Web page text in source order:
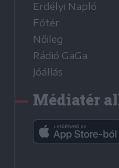
Erdélyi Napló
Főtér
Nőileg
Rádió GaGa
Jóállás
Médiatér